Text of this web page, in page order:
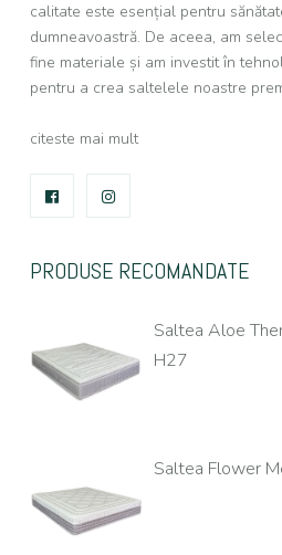
calitate este esențial pentru
dumneavoastră. De aceea, am
fine materiale și am investit în
pentru a crea saltelele noastre
citeste mai mult
FACEBOOK
PRODUSE RECOMANDATE
Saltea Aloe
H27
Saltea Flower